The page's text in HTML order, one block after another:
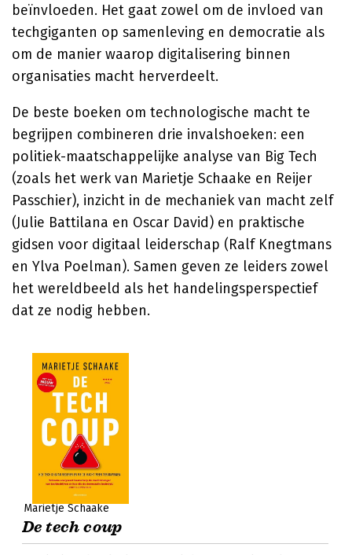
beïnvloeden. Het gaat zowel om de invloed van
techgiganten op samenleving en democratie als
om de manier waarop digitalisering binnen
organisaties macht herverdeelt.
De beste boeken om technologische macht te
begrijpen combineren drie invalshoeken: een
politiek-maatschappelijke analyse van Big Tech
(zoals het werk van Marietje Schaake en Reijer
Passchier), inzicht in de mechaniek van macht zelf
(Julie Battilana en Oscar David) en praktische
gidsen voor digitaal leiderschap (Ralf Knegtmans
en Ylva Poelman). Samen geven ze leiders zowel
het wereldbeeld als het handelingsperspectief
dat ze nodig hebben.
Marietje Schaake
De tech coup